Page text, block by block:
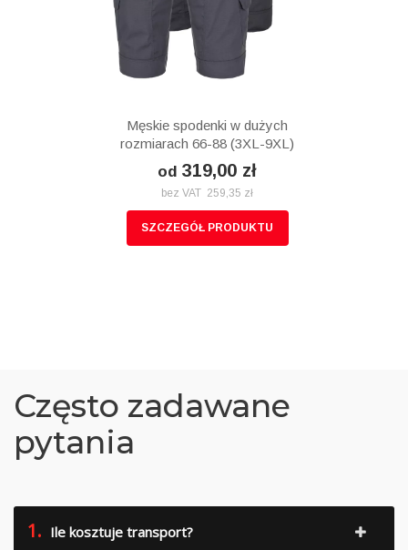
Męskie spodenki w dużych
rozmiarach 66-88 (3XL-9XL)
od 319,00 zł
bez VAT 259,35 zł
SZCZEGÓŁ PRODUKTU
Często zadawane
pytania
1. Ile kosztuje transport?